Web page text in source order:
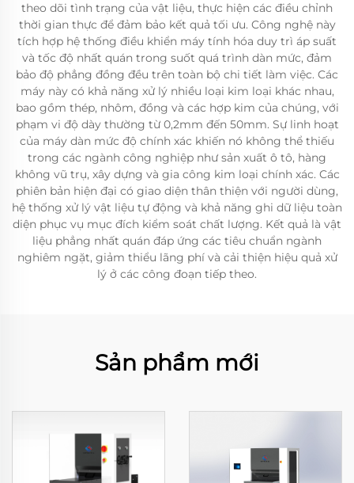
theo dõi tình trạng của vật liệu, thực hiện các điều chỉnh
thời gian thực để đảm bảo kết quả tối ưu. Công nghệ này
tích hợp hệ thống điều khiển máy tính hóa duy trì áp suất
và tốc độ nhất quán trong suốt quá trình dàn mức, đảm
bảo độ phẳng đồng đều trên toàn bộ chi tiết làm việc. Các
máy này có khả năng xử lý nhiều loại kim loại khác nhau,
bao gồm thép, nhôm, đồng và các hợp kim của chúng, với
phạm vi độ dày thường từ 0,2mm đến 50mm. Sự linh hoạt
của máy dàn mức độ chính xác khiến nó không thể thiếu
trong các ngành công nghiệp như sản xuất ô tô, hàng
không vũ trụ, xây dựng và gia công kim loại chính xác. Các
phiên bản hiện đại có giao diện thân thiện với người dùng,
hệ thống xử lý vật liệu tự động và khả năng ghi dữ liệu toàn
diện phục vụ mục đích kiểm soát chất lượng. Kết quả là vật
liệu phẳng nhất quán đáp ứng các tiêu chuẩn ngành
nghiêm ngặt, giảm thiểu lãng phí và cải thiện hiệu quả xử
lý ở các công đoạn tiếp theo.
Sản phẩm mới